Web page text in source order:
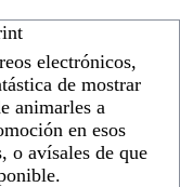
electrónicos,
de mostrar
animarles a
en esos
o avísales de que